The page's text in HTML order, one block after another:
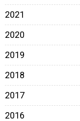
2021
2020
2019
2018
2017
2016